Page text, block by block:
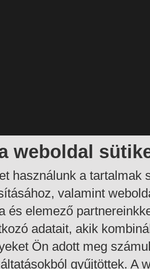
weboldal
használunk a tartalmak
valamint
és elemező
adatait, akik
Ön adott meg
gyűjtöttek. A